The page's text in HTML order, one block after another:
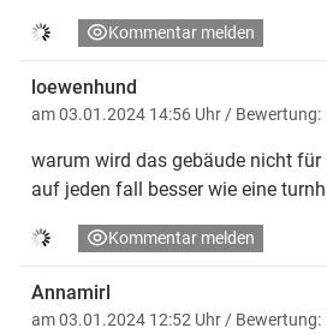
Kommentar melden
loewenhund
am 03.01.2024 14:56 Uhr / Bewertung:
warum wird das gebäude nicht für
auf jeden fall besser wie eine
Kommentar melden
Annamirl
am 03.01.2024 12:52 Uhr / Bewertung: